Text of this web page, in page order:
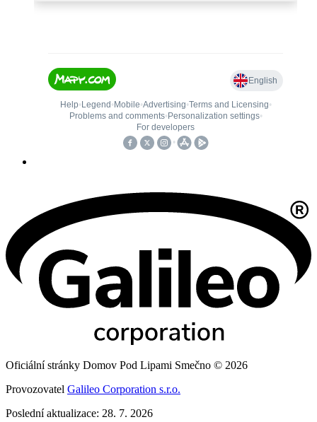
Oficiální stránky Domov Pod Lipami Smečno © 2026
Provozovatel Galileo Corporation s.r.o.
Poslední aktualizace: 28. 7. 2026